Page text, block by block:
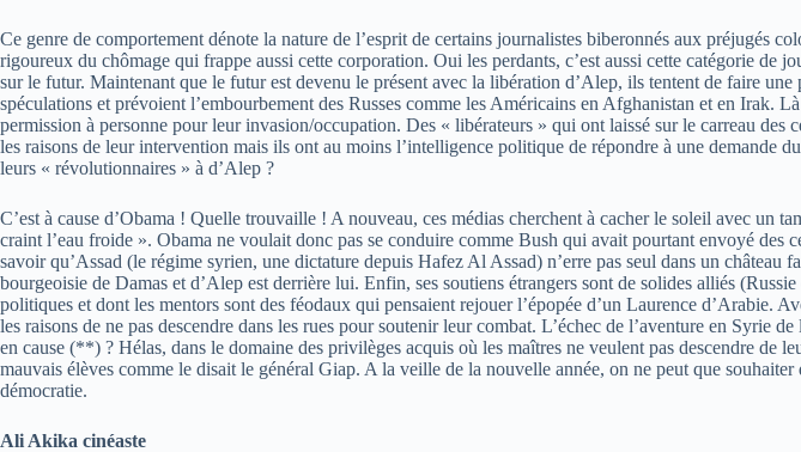
Ce genre de comportement dénote la nature de l’esprit de certains journalistes biberonnés aux préjugés
rigoureux du chômage qui frappe aussi cette corporation. Oui les perdants, c’est aussi cette catégorie de
sur le futur. Maintenant que le futur est devenu le présent avec la libération d’Alep, ils tentent de faire
spéculations et prévoient l’embourbement des Russes comme les Américains en Afghanistan et en Irak.
permission à personne pour leur invasion/occupation. Des « libérateurs » qui ont laissé sur le carreau
les raisons de leur intervention mais ils ont au moins l’intelligence politique de répondre à une demande
leurs « révolutionnaires » à d’Alep ?
C’est à cause d’Obama ! Quelle trouvaille ! A nouveau, ces médias cherchent à cacher le soleil avec
craint l’eau froide ». Obama ne voulait donc pas se conduire comme Bush qui avait pourtant envoyé des
savoir qu’Assad (le régime syrien, une dictature depuis Hafez Al Assad) n’erre pas seul dans un château
bourgeoisie de Damas et d’Alep est derrière lui. Enfin, ses soutiens étrangers sont de solides alliés
politiques et dont les mentors sont des féodaux qui pensaient rejouer l’épopée d’un Laurence d’Arabie.
les raisons de ne pas descendre dans les rues pour soutenir leur combat. L’échec de l’aventure en Syrie
en cause (**) ? Hélas, dans le domaine des privilèges acquis où les maîtres ne veulent pas descendre de
mauvais élèves comme le disait le général Giap. A la veille de la nouvelle année, on ne peut que
démocratie.
Ali Akika cinéaste